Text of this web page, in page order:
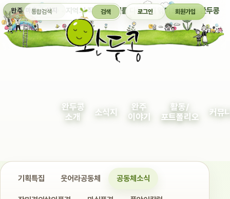
완주 마을 소식지 지역의 작은 이야기를 다정하게 엮어 보여주는 완두콩
통합검색 검색 로그인 회원가입
완두콩
소개
소식지
완주
이야기
활동/
포트폴리오
커뮤
기획특집 웃어라공동체 공동체소식